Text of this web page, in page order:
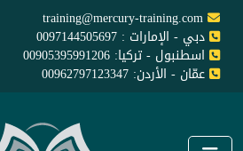
training@mercury-training.com
دبي - الإمارات : 0097144505697
اسطنبول - تركيا: 00905395991206
عمّان - الأردن: 00962797123347